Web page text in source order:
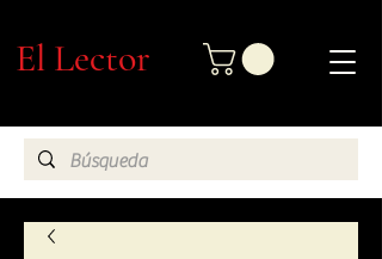
El Lector